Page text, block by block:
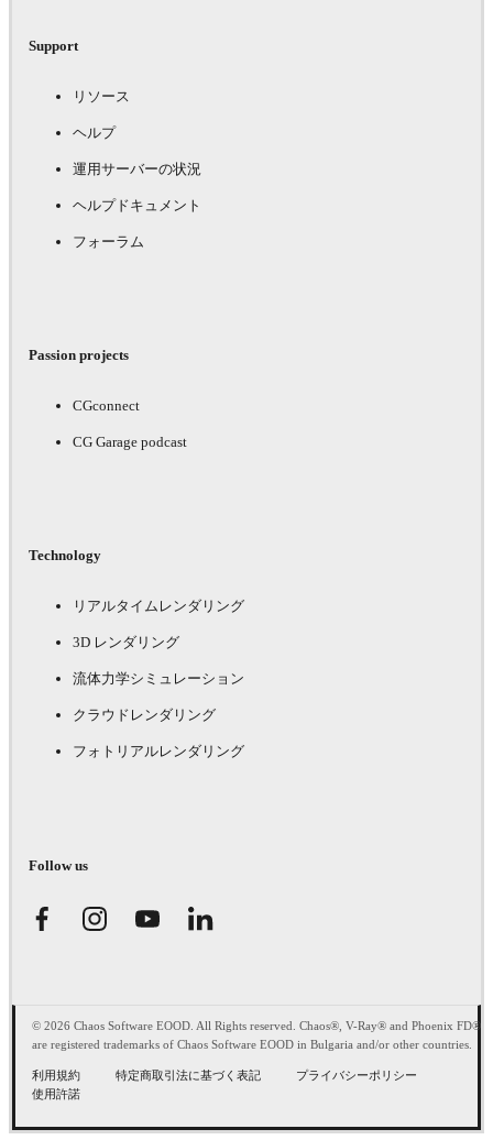
Support
リソース
ヘルプ
運用サーバーの状況
ヘルプドキュメント
フォーラム
Passion projects
CGconnect
CG Garage podcast
Technology
リアルタイムレンダリング
3D レンダリング
流体力学シミュレーション
クラウドレンダリング
フォトリアルレンダリング
Follow us
© 2026 Chaos Software EOOD. All Rights reserved. Chaos®, V-Ray® and Phoenix FD®
are registered trademarks of Chaos Software EOOD in Bulgaria and/or other countries.
利用規約 特定商取引法に基づく表記
プライバシーポリシー
使用許諾